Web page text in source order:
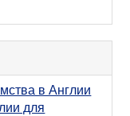
в Англии
для